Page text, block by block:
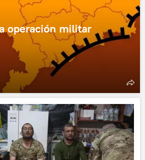
operación militar